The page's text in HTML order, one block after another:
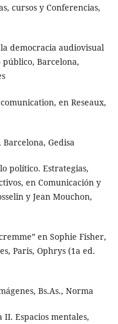
cursos y Conferencias,
la democracia audiovisual
Barcelona,
en Reseaux,
Barcelona, Gedisa
político. Estrategias,
en Comunicación y
y Jean Mouchon,
en Sophie Fisher,
Paris, Ophrys (1a ed.
Bs.As., Norma
II. Espacios mentales,